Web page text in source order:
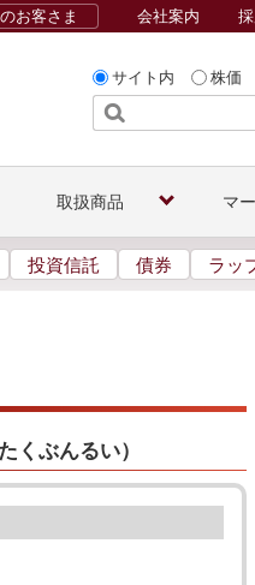
サイト内 株価
お客さま 会社案内
取扱商品 マ
投資信託 債券 ラッ
くぶんるい）